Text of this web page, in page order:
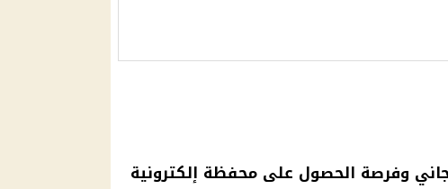
وفرصة الحصول على محفظة إلكترونية